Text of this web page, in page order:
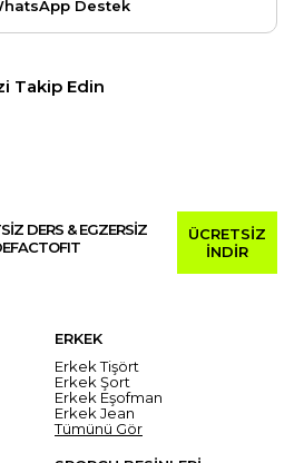
Destek
Takip Edin
DERS & EGZERSİZ
ÜCRETSİZ
İNDİR
ERKEK
Erkek Tişört
Erkek Şort
Erkek Eşofman
Erkek Jean
Tümünü Gör